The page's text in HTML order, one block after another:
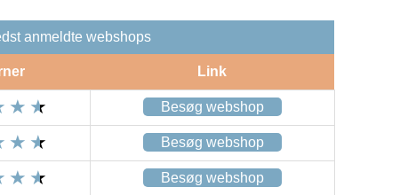
anmeldte webshops
Link
Besøg webshop
Besøg webshop
Besøg webshop